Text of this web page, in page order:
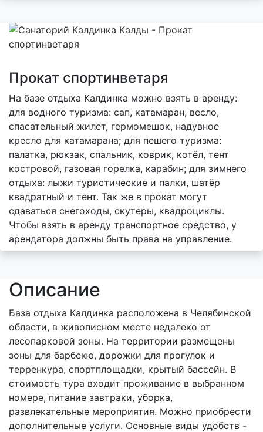
Прокат спортинветаря
На базе отдыха Калдинка можно взять в аренду:
для водного туризма: сап, катамаран, весло,
спасательный жилет, гермомешок, надувное
кресло для катамарана; для пешего туризма:
палатка, рюкзак, спальник, коврик, котёл, тент
костровой, газовая горелка, карабин; для зимнего
отдыха: лыжи туристические и палки, шатёр
квадратный и тент. Так же в прокат могут
сдаваться снегоходы, скутеры, квадроциклы.
Чтобы взять в аренду транспортное средство, у
арендатора должны быть права на управление.
Описание
База отдыха Калдинка расположена в Челябинской
области, в живописном месте недалеко от
лесопарковой зоны. На территории размещены
зоны для барбекю, дорожки для прогулок и
терренкура, спортплощадки, крытый бассейн. В
стоимость тура входит проживание в выбранном
номере, питание завтраки, уборка,
развлекательные мероприятия. Можно приобрести
дополнительные услуги. Основные виды удобств -